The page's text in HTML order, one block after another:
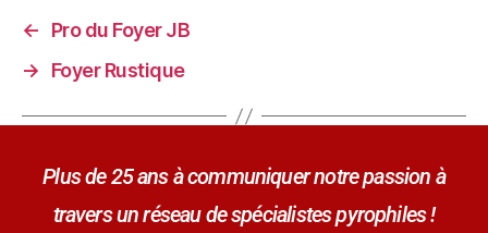
←
Pro du Foyer JB
→
Foyer Rustique
Plus de 25 ans à communiquer notre passion à
travers un réseau de spécialistes pyrophiles !